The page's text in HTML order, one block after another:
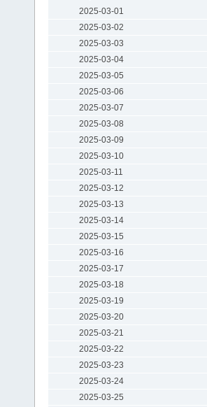
2025-03-01
2025-03-02
2025-03-03
2025-03-04
2025-03-05
2025-03-06
2025-03-07
2025-03-08
2025-03-09
2025-03-10
2025-03-11
2025-03-12
2025-03-13
2025-03-14
2025-03-15
2025-03-16
2025-03-17
2025-03-18
2025-03-19
2025-03-20
2025-03-21
2025-03-22
2025-03-23
2025-03-24
2025-03-25